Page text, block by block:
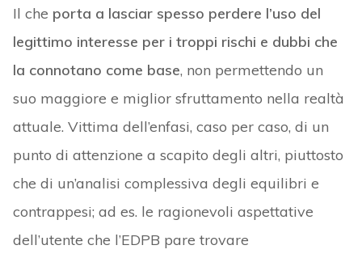
Il che porta a lasciar spesso perdere l’uso del
legittimo interesse per i troppi rischi e dubbi che
la connotano come base, non permettendo un
suo maggiore e miglior sfruttamento nella realtà
attuale. Vittima dell’enfasi, caso per caso, di un
punto di attenzione a scapito degli altri, piuttosto
che di un’analisi complessiva degli equilibri e
contrappesi; ad es. le ragionevoli aspettative
dell’utente che l’EDPB pare trovare